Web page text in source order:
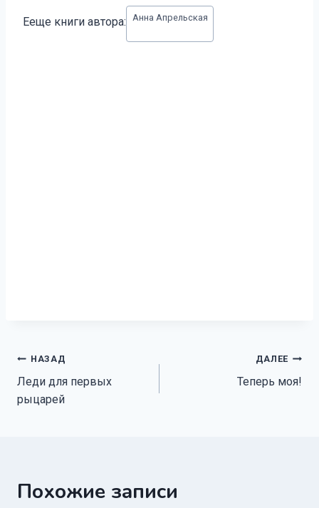
записи:
Ееще книги автора: Анна Апрельская
Навигация
по
НАЗАД
Леди для первых
рыцарей
ДАЛЕЕ
Теперь моя!
Похожие записи